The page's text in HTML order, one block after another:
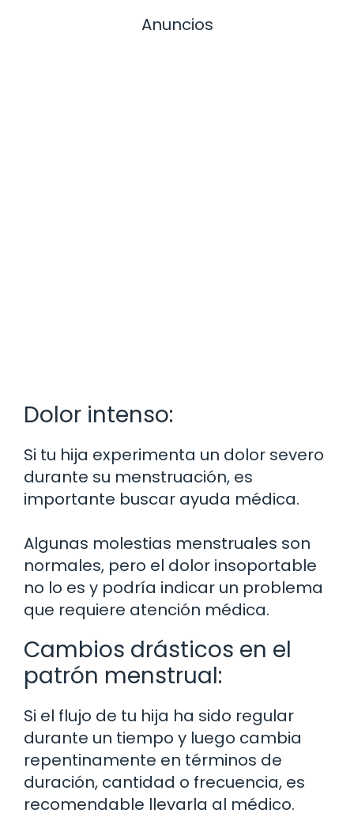
Anuncios
Dolor intenso:
Si tu hija experimenta un dolor severo
durante su menstruación, es
importante buscar ayuda médica.
Algunas molestias menstruales son
normales, pero el dolor insoportable
no lo es y podría indicar un problema
que requiere atención médica.
Cambios drásticos en el
patrón menstrual:
Si el flujo de tu hija ha sido regular
durante un tiempo y luego cambia
repentinamente en términos de
duración, cantidad o frecuencia, es
recomendable llevarla al médico.